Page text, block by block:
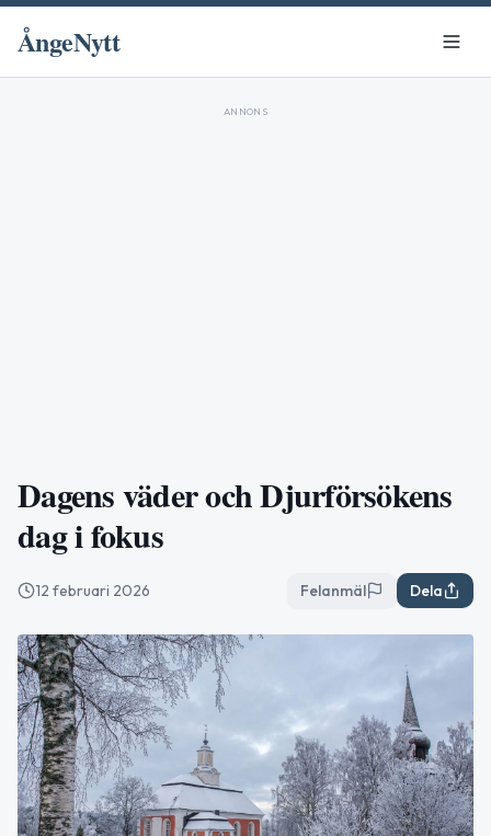
ÅngeNytt
ANNONS
Dagens väder och Djurförsökens
dag i fokus
12 februari 2026 Felanmäl Dela